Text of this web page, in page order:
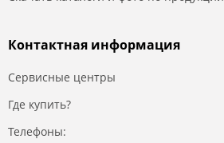
Контактная информация
Сервисные центры
Где купить?
Телефоны: